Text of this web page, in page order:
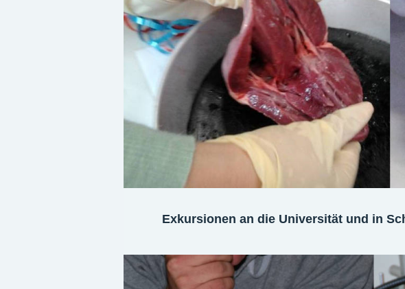
Exkursionen an die Universität und in